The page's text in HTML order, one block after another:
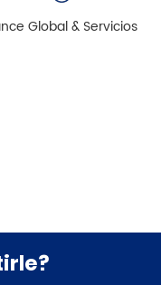
Global & Servicios